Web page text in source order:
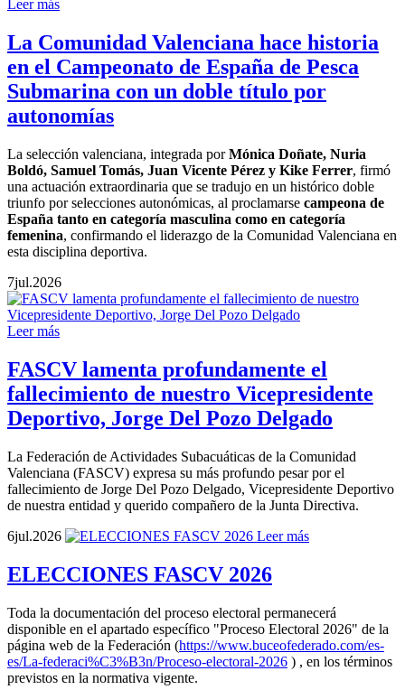
Leer más
La Comunidad Valenciana hace historia
en el Campeonato de España de Pesca
Submarina con un doble título por
autonomías
La selección valenciana, integrada porMónica Doñate, Nuria
Boldó, Samuel Tomás, Juan Vicente Pérez y Kike Ferrer, firmó
una actuación extraordinaria que se tradujo en un histórico doble
triunfo por selecciones autonómicas, al proclamarse campeona de
España tanto en categoría masculina como en categoría
femenina, confirmando el liderazgo de la Comunidad Valenciana en
esta disciplina deportiva.
7jul.2026
Leer más
FASCV lamenta profundamente el
fallecimiento de nuestro Vicepresidente
Deportivo, Jorge Del Pozo Delgado
La Federación de Actividades Subacuáticas de la Comunidad
Valenciana (FASCV) expresa su más profundo pesar por el
fallecimiento de Jorge Del Pozo Delgado, Vicepresidente Deportivo
de nuestra entidad y querido compañero de la Junta Directiva.
6jul.2026 Leer más
ELECCIONES FASCV 2026
Toda la documentación del proceso electoral permanecerá
disponible en el apartado específico "Proceso Electoral 2026" de la
página web de la Federación (https://www.buceofederado.com/es-
es/La-federaci%C3%B3n/Proceso-electoral-2026 ) , en los términos
previstos en la normativa vigente.